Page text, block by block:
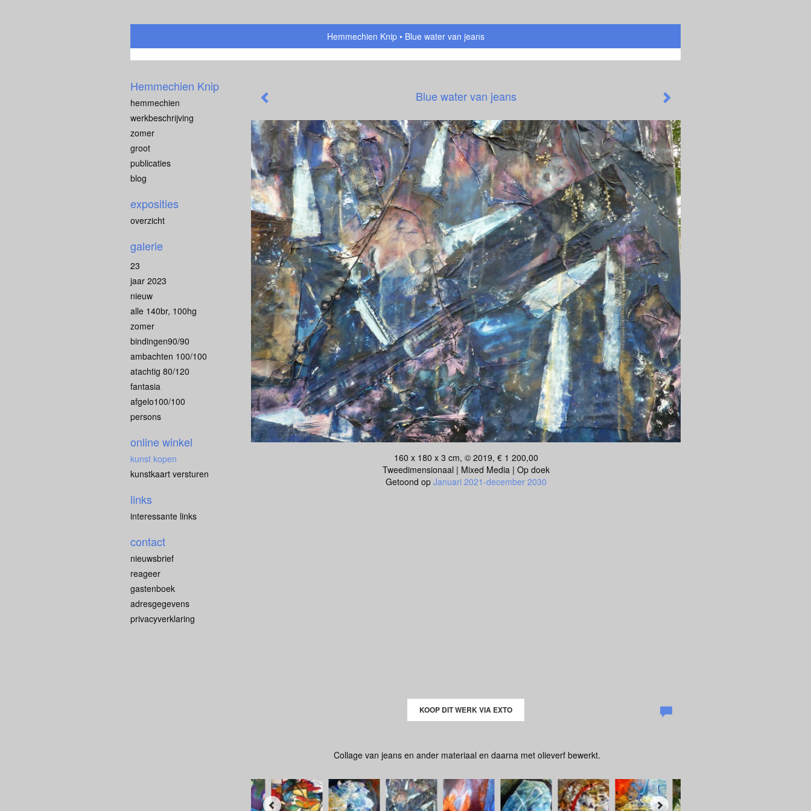
Hemmechien Knip Blue water van jeans
Blue water van jeans
160 x 180 x 3 cm, © 2019, € 1 200,00
Tweedimensionaal | Mixed Media | Op doek
Getoond op Januari 2021-december 2030
KOOP DIT WERK VIA EXTO
Collage van jeans en ander materiaal en daarna met olieverf bewerkt.
Hemmechien Knip
hemmechien
werkbeschrijving
zomer
groot
publicaties
blog
exposities
overzicht
galerie
23
jaar 2023
nieuw
alle 140br, 100hg
zomer
bindingen90/90
ambachten 100/100
atachtig 80/120
fantasia
afgelo100/100
persons
online winkel
kunst kopen
kunstkaart versturen
links
interessante links
contact
nieuwsbrief
reageer
gastenboek
adresgegevens
privacyverklaring